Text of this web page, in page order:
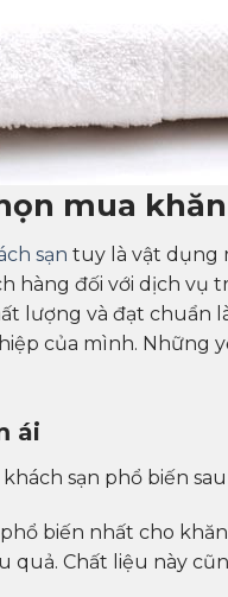
mua
sạn tuy là vật dụng
hàng đối với dịch vụ
lượng và đạt chuẩn
của mình. Những
ái
sạn phổ biến sau
biến nhất cho
quả. Chất liệu này